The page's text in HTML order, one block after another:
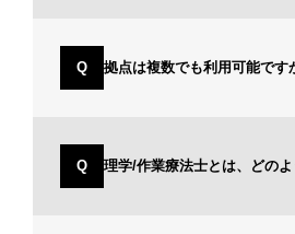
Q 拠点は複数でも利用可能です
Q 理学/作業療法士とは、どの